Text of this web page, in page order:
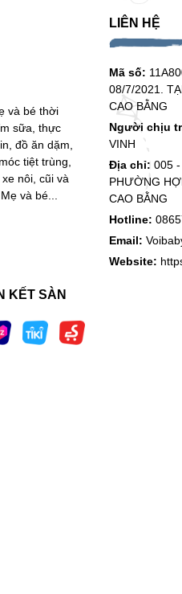
và bé thời
sữa, thực
đồ ăn dặm,
tiệt trùng,
nôi, cũi và
và bé...
LIÊN HỆ
Mã số:
08/7/2021.
CAO BẰNG
Người chịu
VINH
Địa chỉ: 005
PHƯỜNG
CAO BẰNG
Hotline:
Email:
Website:
KẾT SÀN